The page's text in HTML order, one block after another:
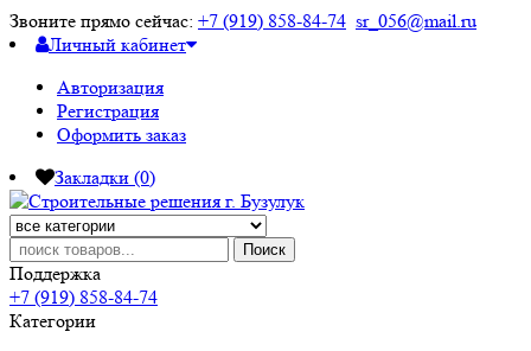
Звоните прямо сейчас: +7 (919) 858-84-74 sr_056@mail.ru
Личный кабинет
Авторизация
Регистрация
Оформить заказ
Закладки (0)
Поиск
Поддержка
+7 (919) 858-84-74
Категории